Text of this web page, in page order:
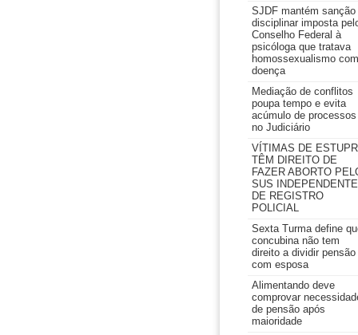
SJDF mantém sanção
disciplinar imposta
Conselho Federal à
psicóloga que tratava
homossexualismo
doença
Mediação de conflitos
poupa tempo e evita
acúmulo de processos
no Judiciário
VÍTIMAS DE
TÊM DIREITO DE
FAZER ABORTO
SUS INDEPENDENTE
DE REGISTRO
POLICIAL
Sexta Turma define
concubina não tem
direito a dividir pensão
com esposa
Alimentando deve
comprovar
de pensão após
maioridade